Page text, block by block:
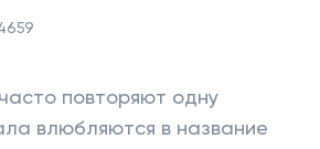
повторяют одну
влюбляются в название